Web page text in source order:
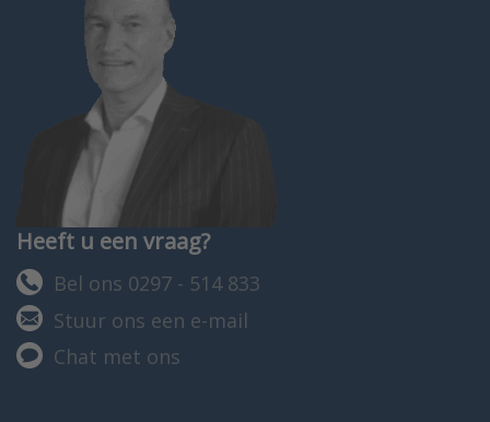
Heeft u een vraag?
Bel ons 0297 - 514 833
Stuur ons een e-mail
Chat met ons